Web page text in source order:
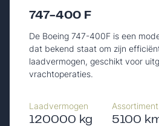
747-400 F
De Boeing 747-400F is een
dat bekend staat om zijn
laadvermogen, geschikt voor
vrachtoperaties.
Laadvermogen
120000 kg
Assortiment
5100